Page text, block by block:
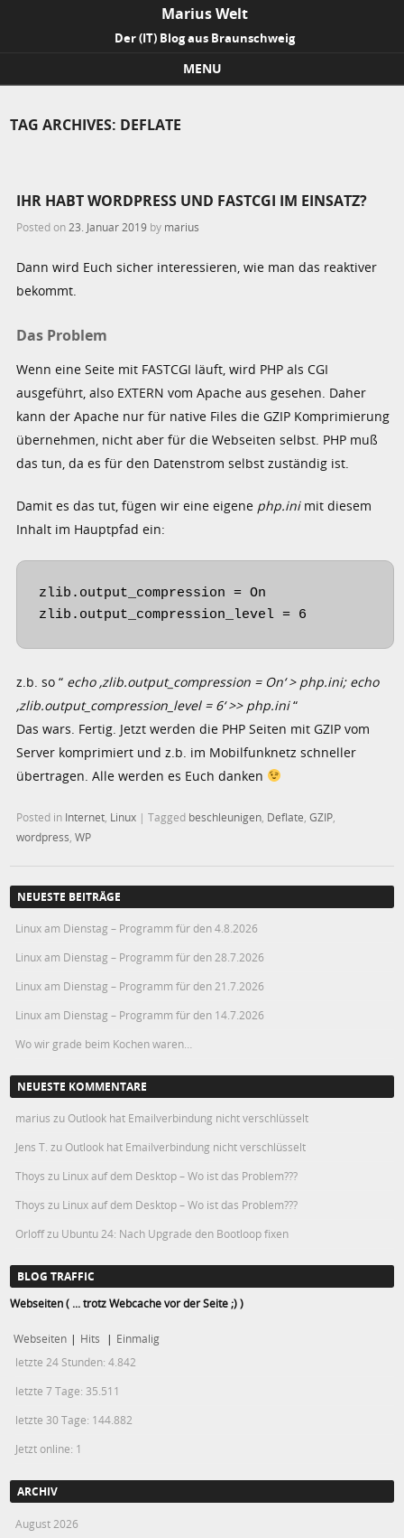
Marius Welt
Der (IT) Blog aus Braunschweig
MENU
TAG ARCHIVES: DEFLATE
IHR HABT WORDPRESS UND FASTCGI IM EINSATZ?
Posted on 23. Januar 2019 by marius
Dann wird Euch sicher interessieren, wie man das reaktiver
bekommt.
Das Problem
Wenn eine Seite mit FASTCGI läuft, wird PHP als CGI
ausgeführt, also EXTERN vom Apache aus gesehen. Daher
kann der Apache nur für native Files die GZIP Komprimierung
übernehmen, nicht aber für die Webseiten selbst. PHP muß
das tun, da es für den Datenstrom selbst zuständig ist.
Damit es das tut, fügen wir eine eigene php.inimit diesem
Inhalt im Hauptpfad ein:
zlib.output_compression = On
z.b. so “ echo ‚zlib.output_compression = On‘ > php.ini; echo
‚zlib.output_compression_level = 6‘ >> php.ini“
Das wars. Fertig. Jetzt werden die PHP Seiten mit GZIP vom
Server komprimiert und z.b. im Mobilfunknetz schneller
übertragen. Alle werden es Euch danken
Posted in Internet Linux |Tagged beschleunigen Deflate ,GZIP
wordpress ,WP
NEUESTE BEITRÄGE
Linux am Dienstag – Programm für den 4.8.2026
Linux am Dienstag – Programm für den 28.7.2026
Linux am Dienstag – Programm für den 21.7.2026
Linux am Dienstag – Programm für den 14.7.2026
Wo wir grade beim Kochen waren…
NEUESTE KOMMENTARE
marius zu Outlook hat Emailverbindung nicht verschlüsselt
Jens T. zu Outlook hat Emailverbindung nicht verschlüsselt
Thoys zu Linux auf dem Desktop – Wo ist das Problem???
Thoys zu Linux auf dem Desktop – Wo ist das Problem???
Orloffzu Ubuntu 24: Nach Upgrade den Bootloop fixen
BLOG TRAFFIC
Webseiten ( ... trotz Webcache vor der Seite ;) )
Webseiten | Hits | Einmalig
letzte 24 Stunden:4.842
letzte 7 Tage: 35.511
letzte 30 Tage: 144.882
Jetzt online: 1
ARCHIV
August 2026